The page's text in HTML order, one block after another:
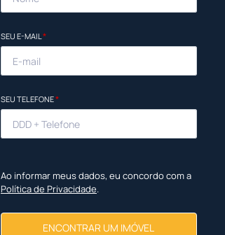
SEU E-MAIL*
SEU TELEFONE*
Ao informar meus dados, eu concordo com a
Política de Privacidade.
ENCONTRAR UM IMÓVEL